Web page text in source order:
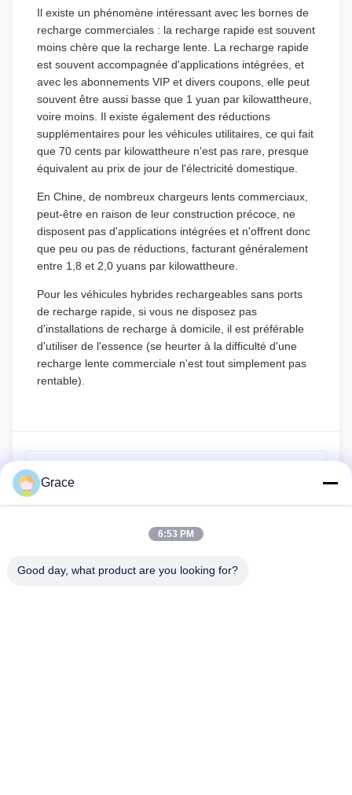
Il existe un phénomène intéressant avec les bornes de
recharge commerciales : la recharge rapide est souvent
moins chère que la recharge lente. La recharge rapide
est souvent accompagnée d'applications intégrées, et
avec les abonnements VIP et divers coupons, elle peut
souvent être aussi basse que 1 yuan par kilowattheure,
voire moins. Il existe également des réductions
supplémentaires pour les véhicules utilitaires, ce qui fait
que 70 cents par kilowattheure n'est pas rare, presque
équivalent au prix de jour de l'électricité domestique.
En Chine, de nombreux chargeurs lents commerciaux,
peut-être en raison de leur construction précoce, ne
disposent pas d'applications intégrées et n'offrent donc
que peu ou pas de réductions, facturant généralement
entre 1,8 et 2,0 yuans par kilowattheure.
Pour les véhicules hybrides rechargeables sans ports
de recharge rapide, si vous ne disposez pas
d'installations de recharge à domicile, il est préférable
d'utiliser de l'essence (se heurter à la difficulté d'une
recharge lente commerciale n'est tout simplement pas
rentable).
Conseils d'experts pour choisir le bon chargeur électrique
pour la maison (et éviter les erreurs coûteuses)
Zopoise conclut avec succès son exposition au Smarter E
Grace
6:53 PM
Good day, what product are you looking for?